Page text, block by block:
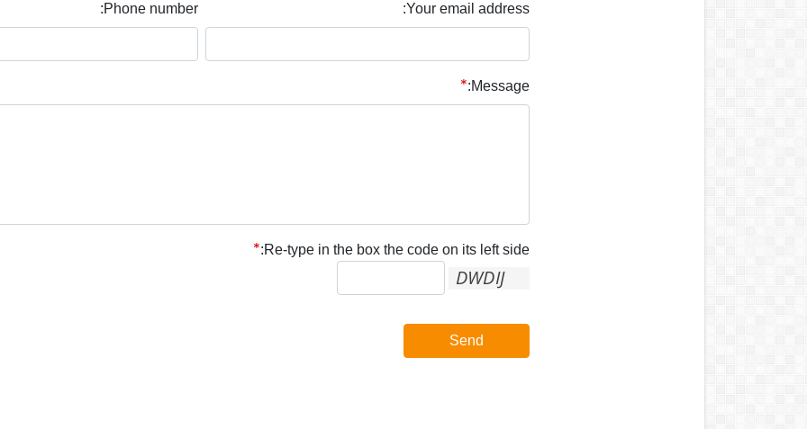
Your email address:
Phone number:
Message:
Re-type in the box the code on its left side:
Send